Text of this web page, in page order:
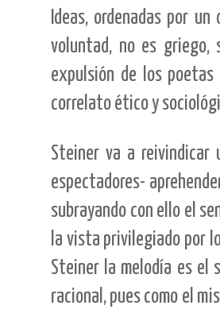
Ideas, ordenadas por
voluntad, no es griego,
expulsión de los poetas
correlato ético y
Steiner va a reivindicar
espectadores-
subrayando con ello el
la vista privilegiado por
Steiner la melodía es el
racional, pues como el